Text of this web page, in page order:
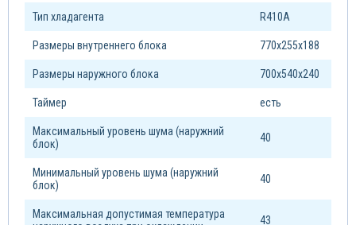
Тип xладагента R410A
Размеры внутреннего блока 770х255х188
Размеры наружного блока 700х540х240
Таймер есть
Максимальный уровень шума (наружний
блок)
40
Минимальный уровень шума (наружний
блок)
40
Максимальная допустимая температура
43